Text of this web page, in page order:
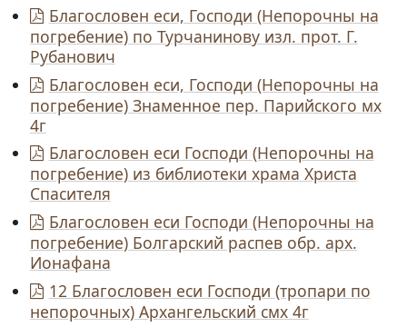
Благословен еси, Господи (Непорочны на
погребение) по Турчанинову изл. прот. Г.
Рубанович
Благословен еси, Господи (Непорочны на
погребение) Знаменное пер. Парийского мх
4г
Благословен еси Господи (Непорочны на
погребение) из библиотеки храма Христа
Спасителя
Благословен еси Господи (Непорочны на
погребение) Болгарский распев обр. арх.
Ионафана
12 Благословен еси Господи (тропари по
непорочных) Архангельский смх 4г